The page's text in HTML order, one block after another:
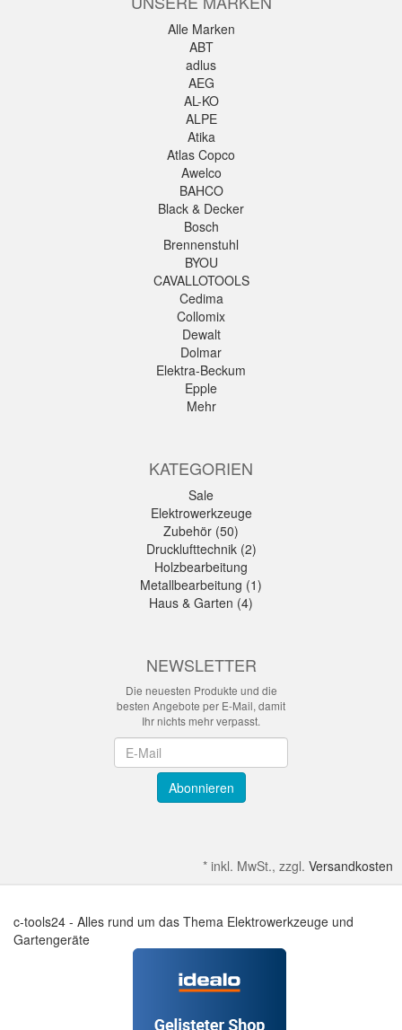
Alle Marken
ABT
adlus
AEG
AL-KO
ALPE
Atika
Atlas Copco
Awelco
BAHCO
Black & Decker
Bosch
Brennenstuhl
BYOU
CAVALLOTOOLS
Cedima
Collomix
Dewalt
Dolmar
Elektra-Beckum
Epple
Mehr
KATEGORIEN
Sale
Elektrowerkzeuge
Zubehör (50)
Drucklufttechnik (2)
Holzbearbeitung
Metallbearbeitung (1)
Haus & Garten (4)
NEWSLETTER
Die neuesten Produkte und die
besten Angebote per E-Mail, damit
Ihr nichts mehr verpasst.
Abonnieren
* inkl. MwSt., zzgl. Versandkosten
c-tools24 - Alles rund um das Thema Elektrowerkzeuge und
Gartengeräte